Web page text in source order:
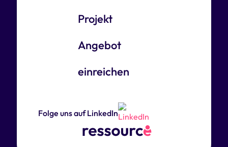
Projekt
Angebot
einreichen
Folge uns auf LinkedIn